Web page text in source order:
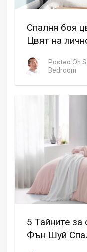
Спалня боя
Цвят на
Posted On
Bedroom
5 Тайните за
Фън Шуй